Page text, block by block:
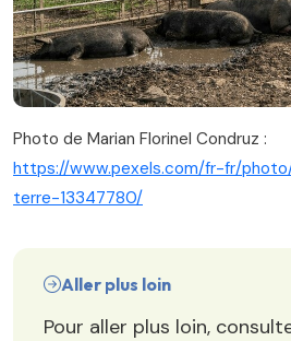
Photo de Marian Florinel Condruz :
https://www.pexels.com/fr-fr/
terre-13347780/
Aller plus loin
Pour aller plus loin,